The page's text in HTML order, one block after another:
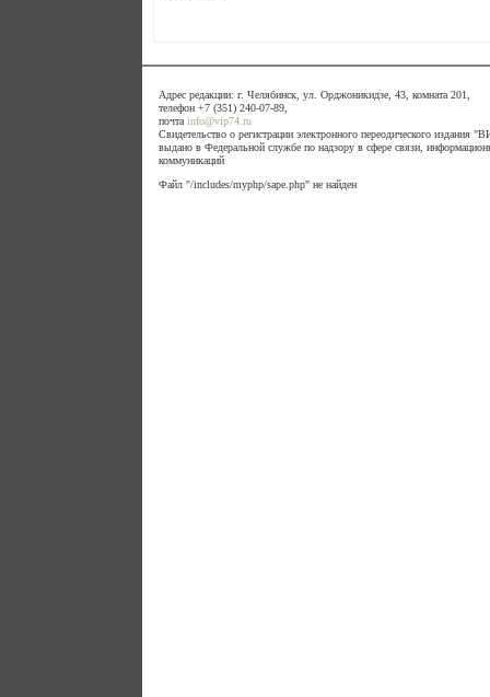
Адрес редакции: г. Челябинск, ул. Орджоникидзе, 43, комната 201,
телефон +7 (351) 240-07-89,
почта info@vip74.ru
Свидетельство о регистрации электронного переодического
выдано в Федеральной службе по надзору в сфере связи,
коммуникаций
Файл "/includes/myphp/sape.php" не найден